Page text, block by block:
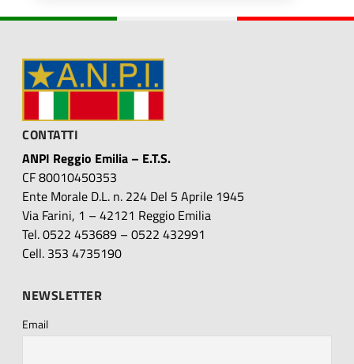
CONTATTI
ANPI Reggio Emilia – E.T.S.
CF 80010450353
Ente Morale D.L. n. 224 Del 5 Aprile 1945
Via Farini, 1 – 42121 Reggio Emilia
Tel. 0522 453689 – 0522 432991
Cell. 353 4735190
NEWSLETTER
Email